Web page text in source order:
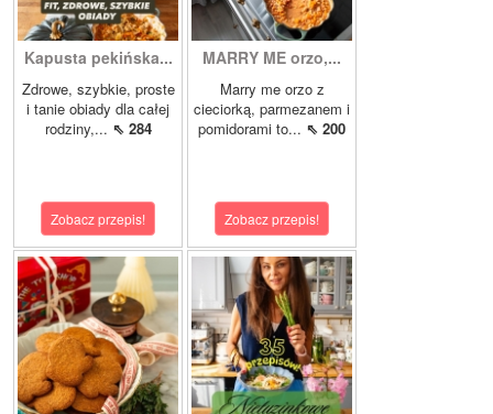
Kapusta pekińska...
Zdrowe, szybkie, proste
i tanie obiady dla całej
rodziny,... ⇖ 284
Zobacz przepis!
MARRY ME orzo,...
Marry me orzo z
cieciorką, parmezanem i
pomidorami to... ⇖ 200
Zobacz przepis!